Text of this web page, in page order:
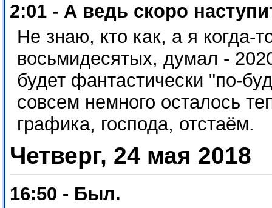
2:01 - А ведь скоро
Не знаю, кто как, а я когда-
восьмидесятых, думал -
будет фантастически "по-
совсем немного осталось
графика, господа, отстаём.
Четверг, 24 мая 2018
16:50 - Был.